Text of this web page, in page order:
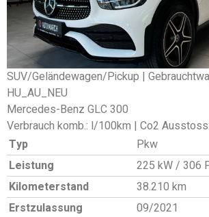
SUV/Geländewagen/Pickup |
HU_AU_NEU
Mercedes-Benz GLC 300
Verbrauch komb.: l/100km | Co2
Typ
Pkw
Leistung
225 kW / 306
Kilometerstand
38.210 km
Erstzulassung
09/2021